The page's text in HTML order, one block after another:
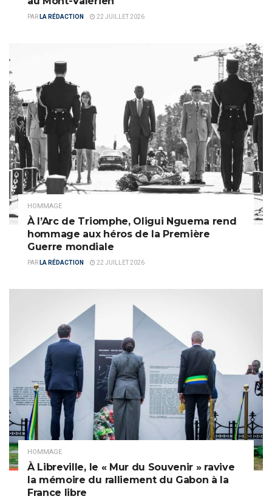
PAR LA RÉDACTION 22 JUILLET 2026
HOMMAGE
À l’Arc de Triomphe, Oligui Nguema rend
hommage aux héros de la Première
Guerre mondiale
PAR LA RÉDACTION 22 JUILLET 2026
HOMMAGE
À Libreville, le « Mur du Souvenir » ravive
la mémoire du ralliement du Gabon à la
France libre